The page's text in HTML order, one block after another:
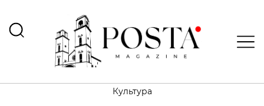
Культура